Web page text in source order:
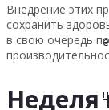
Внедрение этих
сохранить
в свою очередь
Неделя